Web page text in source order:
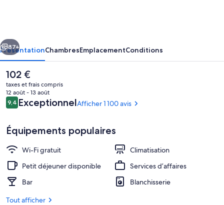
Terrasse/Patio
Suivant
87+
PrésentationChambresEmplacementConditions
Le
prix
actuel
est
de
102 €
taxes et frais compris
12 août - 13 août
Avis
voyageurs
9,49,4 sur 10
ExceptionnelAfficher 1 100 avis
Équipements populaires
Wi-Fi gratuit
Climatisation
Petit déjeuner disponible
Services d’affaires
Bar
Blanchisserie
Tout afficher